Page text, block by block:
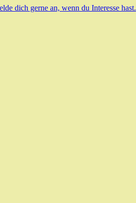
dich gerne an, wenn du Interesse hast.